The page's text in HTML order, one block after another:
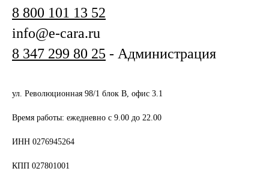
8 800 101 13 52
info@e-cara.ru
8 347 299 80 25 - Администрация
ул. Революционная 98/1 блок В, офис 3.1
Время работы: ежедневно с 9.00 до 22.00
ИНН 0276945264
КПП 027801001